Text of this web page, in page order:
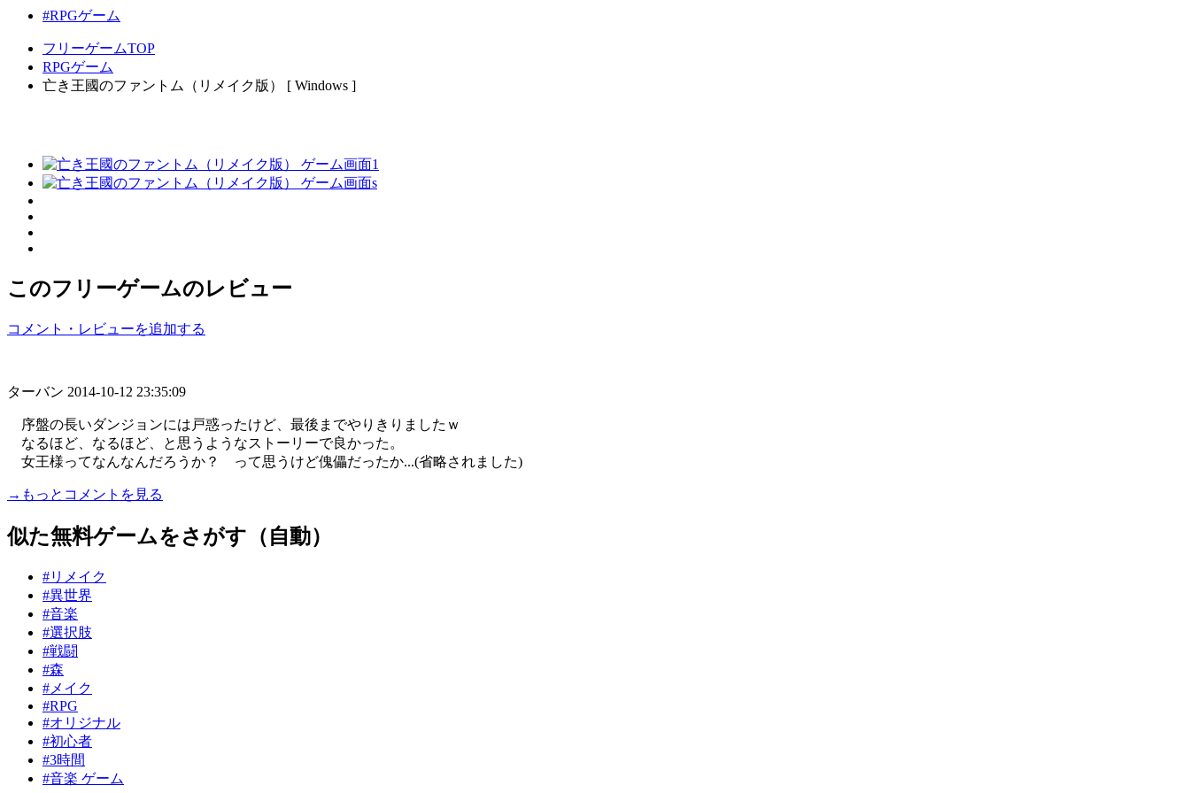
#RPGゲーム
フリーゲームTOP
RPGゲーム
亡き王國のファントム（リメイク版） [ Windows ]
このフリーゲームのレビュー
コメント・レビューを追加する
ターバン 2014-10-12 23:35:09
序盤の長いダンジョンには戸惑ったけど、最後までやりきりましたｗ
なるほど、なるほど、と思うようなストーリーで良かった。
女王様ってなんなんだろうか？ って思うけど傀儡だったか...(省略されました)
→もっとコメントを見る
似た無料ゲームをさがす（自動）
#リメイク
#異世界
#音楽
#選択肢
#戦闘
#森
#メイク
#RPG
#オリジナル
#初心者
#3時間
#音楽 ゲーム